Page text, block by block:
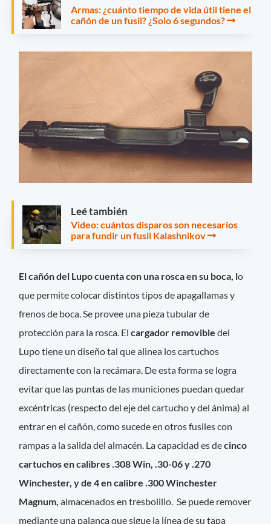
Armas: ¿cuánto tiempo de vida útil tiene el
cañón de un fusil? ¿Solo 6 segundos?
Leé también
Video: cuántos disparos son necesarios
para fundir un fusil Kalashnikov
El cañón del Lupo cuenta con una rosca en su boca, lo
que permite colocar distintos tipos de apagallamas y
frenos de boca. Se provee una pieza tubular de
protección para la rosca. El cargador removible del
Lupo tiene un diseño tal que alinea los cartuchos
directamente con la recámara. De esta forma se logra
evitar que las puntas de las municiones puedan quedar
excéntricas (respecto del eje del cartucho y del ánima) al
entrar en el cañón, como sucede en otros fusiles con
rampas a la salida del almacén. La capacidad es decinco
cartuchos en calibres .308 Win, .30-06 y .270
Winchester, y de 4 en calibre .300 Winchester
Magnum,almacenados en tresbolillo. Se puede remover
mediante una palanca que sigue la línea de su tapa